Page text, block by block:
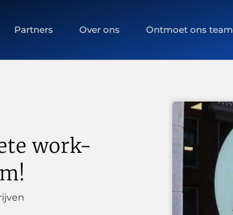
Partners Over ons Ontmoet ons team
work-